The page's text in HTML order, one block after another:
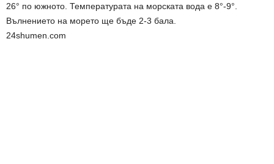
26° по южното. Температурата на морската вода е 8°-9°.
Вълнението на морето ще бъде 2-3 бала.
24shumen.com